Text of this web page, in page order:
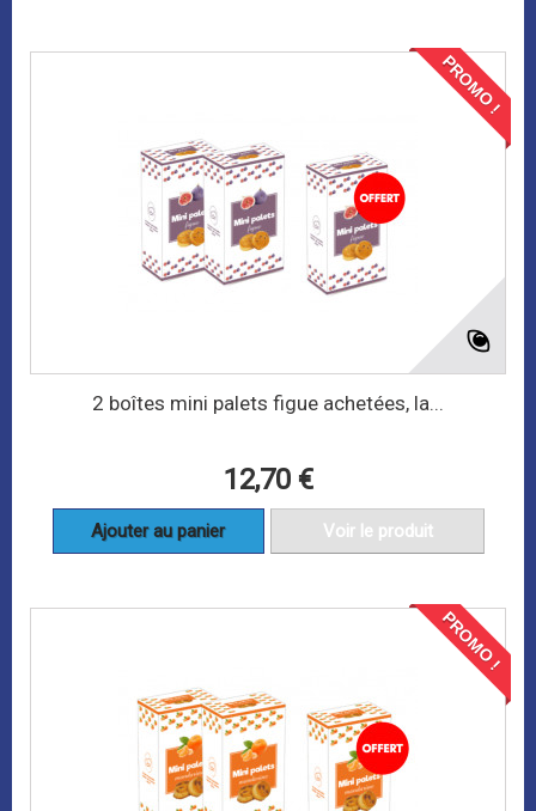
PROMO !
2 boîtes mini palets figue achetées, la...
12,70 €
Ajouter au panier Voir le produit
PROMO !